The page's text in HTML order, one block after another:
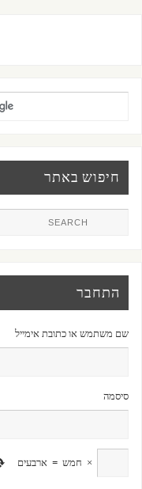
חיפוש באתר
התחבר
שם משתמש או כתובת אימייל
סיסמה
× חמש = ארבעים